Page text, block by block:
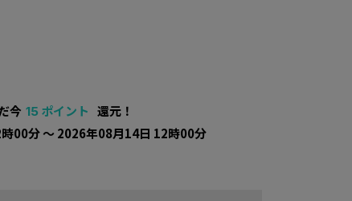
今 15 ポイント 還元！
00分 〜 2026年08月14日 12時00分